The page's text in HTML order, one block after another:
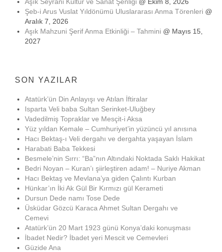
Şeb-i Arus Vuslat Yıldönümü Uluslararası Anma Törenleri @
Aralık 7, 2026
Aşık Mahzuni Şerif Anma Etkinliği – Tahmini @ Mayıs 15,
2027
SON YAZILAR
Atatürk’ün Din Anlayışı ve Atılan İftiralar
Isparta Veli baba Sultan Serinket-Uluğbey
Vadedilmiş Topraklar ve Mesçit-i Aksa
Yüz yıldan Kemale – Cumhuriyet’in yüzüncü yıl anısına
Hacı Bektaş-ı Veli dergahı ve dergahta yaşayan İslam
Harabati Baba Tekkesi
Besmele’nin Sırrı: “Ba”nın Altındaki Noktada Saklı Hakikat
Bedri Noyan – Kuran’ı şiirleştiren adam! – Nuriye Akman
Hacı Bektaş ve Mevlana’ya giden Çalıntı Kurban
Hünkar’ın İki Ak Gül Bir Kırmızı gül Kerameti
Dursun Dede namı Tose Dede
Üsküdar Gözcü Karaca Ahmet Sultan Dergahı ve
Cemevi
Atatürk’ün 20 Mart 1923 günü Konya’daki konuşması
İbadet Nedir? İbadet yeri Mescit ve Cemevleri
Güzide Ana